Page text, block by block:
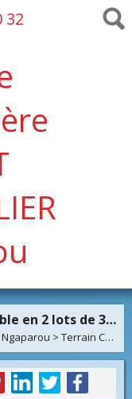
32
Ngaparou - Terrain 600 m2 divisible en 2 lots de 300 m2
> Terrain Constructible en vente Ngaparou